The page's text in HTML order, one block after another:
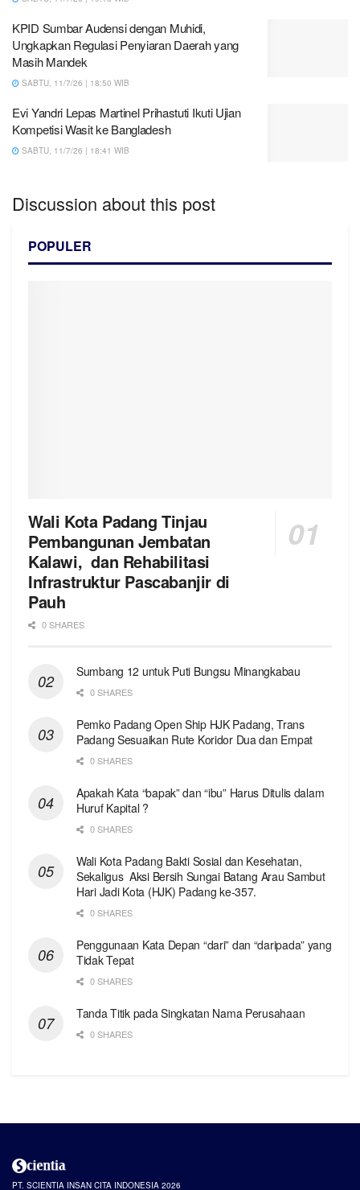
KPID Sumbar Audensi dengan Muhidi,
Ungkapkan Regulasi Penyiaran Daerah yang
Masih Mandek
SABTU, 11/7/26 | 18:50 WIB
Evi Yandri Lepas Martinel Prihastuti Ikuti Ujian
Kompetisi Wasit ke Bangladesh
SABTU, 11/7/26 | 18:41 WIB
Discussion about this post
POPULER
Wali Kota Padang Tinjau
Pembangunan Jembatan
Kalawi, dan Rehabilitasi
Infrastruktur Pascabanjir di
Pauh
0 SHARES
Sumbang 12 untuk Puti Bungsu Minangkabau
0 SHARES
Pemko Padang Open Ship HJK Padang, Trans
Padang Sesuaikan Rute Koridor Dua dan Empat
0 SHARES
Apakah Kata “bapak” dan “ibu” Harus Ditulis dalam
Huruf Kapital ?
0 SHARES
Wali Kota Padang Bakti Sosial dan Kesehatan,
Sekaligus Aksi Bersih Sungai Batang Arau Sambut
Hari Jadi Kota (HJK) Padang ke-357.
0 SHARES
Penggunaan Kata Depan “dari” dan “daripada” yang
Tidak Tepat
0 SHARES
Tanda Titik pada Singkatan Nama Perusahaan
0 SHARES
PT. SCIENTIA INSAN CITA INDONESIA 2026